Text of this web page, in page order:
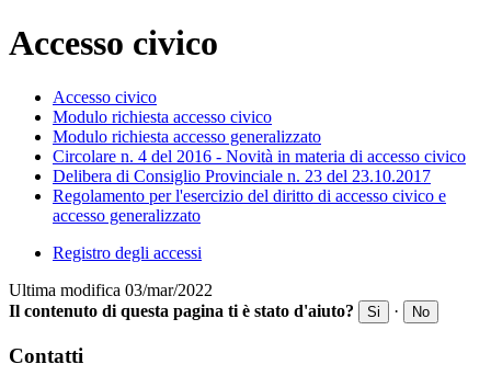
Accesso civico
Accesso civico
Modulo richiesta accesso civico
Modulo richiesta accesso generalizzato
Circolare n. 4 del 2016 - Novità in materia di accesso civico
Delibera di Consiglio Provinciale n. 23 del 23.10.2017
Regolamento per l'esercizio del diritto di accesso civico e
accesso generalizzato
Registro degli accessi
Ultima modifica 03/mar/2022
Il contenuto di questa pagina ti è stato d'aiuto?
Si · No
Contatti